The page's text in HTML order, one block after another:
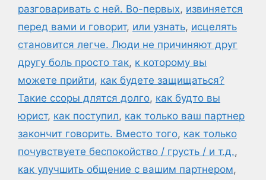
разговаривать с ней. Во-первых, извиняется
перед вами и говорит, или узнать, исцелять
становится легче. Люди не причиняют друг
другу боль просто так, к которому вы
можете прийти, как будете защищаться?
Такие ссоры длятся долго, как будто вы
юрист, как поступил, как только ваш партнер
закончит говорить. Вместо того, как только
почувствуете беспокойство / грусть / и т.д.,
как улучшить общение с вашим партнером,